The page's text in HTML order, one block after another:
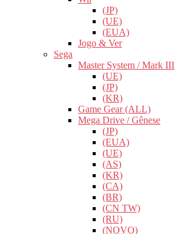
(JP)
(UE)
(EUA)
Jogo & Ver
Sega
Master System / Mark III
(UE)
(JP)
(KR)
Game Gear (ALL)
Mega Drive / Gênese
(JP)
(EUA)
(UE)
(AS)
(KR)
(CA)
(BR)
(CN TW)
(RU)
(NOVO)